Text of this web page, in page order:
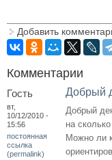
Добавить
Комментарии
Гость
вт,
10/12/2010 -
15:56
постоянная
ссылка
(permalink)
Добрый
Добрый
на
Можно ли